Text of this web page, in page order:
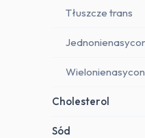
Tłuszcze trans
Cholesterol
Sód